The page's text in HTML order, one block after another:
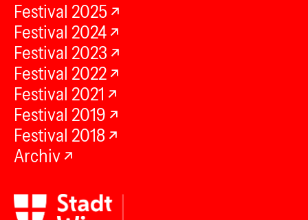
Festival 2025
Festival 2024
Festival 2023
Festival 2022
Festival 2021
Festival 2019
Festival 2018
Archiv